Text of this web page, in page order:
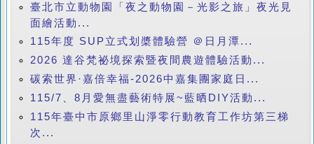
臺北市立動物園「夜之動物園－光影之旅」夜光見
面繪活動...
115年度 SUP立式划槳體驗營 ＠日月潭...
2026 達谷梵祕境探索暨夜間農遊體驗活動...
碳索世界·嘉倍幸福-2026中嘉集團家庭日...
115/7、8月愛無盡藝術特展~藍晒DIY活動...
115年臺中市原鄉里山淨零行動教育工作坊第三梯
次...